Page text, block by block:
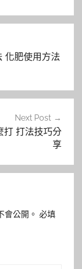
化肥使用方法
Next Post
打 打法技巧分
享
會公開。 必填